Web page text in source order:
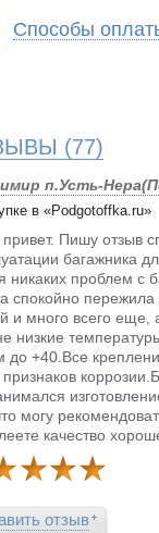
Способы
(77)
п.Усть-
в «Podgotoffka.ru»
Пишу отзыв
багажника
никаких проблем с
спокойно пережила
и много всего еще,
низкие
до +40.Все
признаков
могу
качество
отзыв